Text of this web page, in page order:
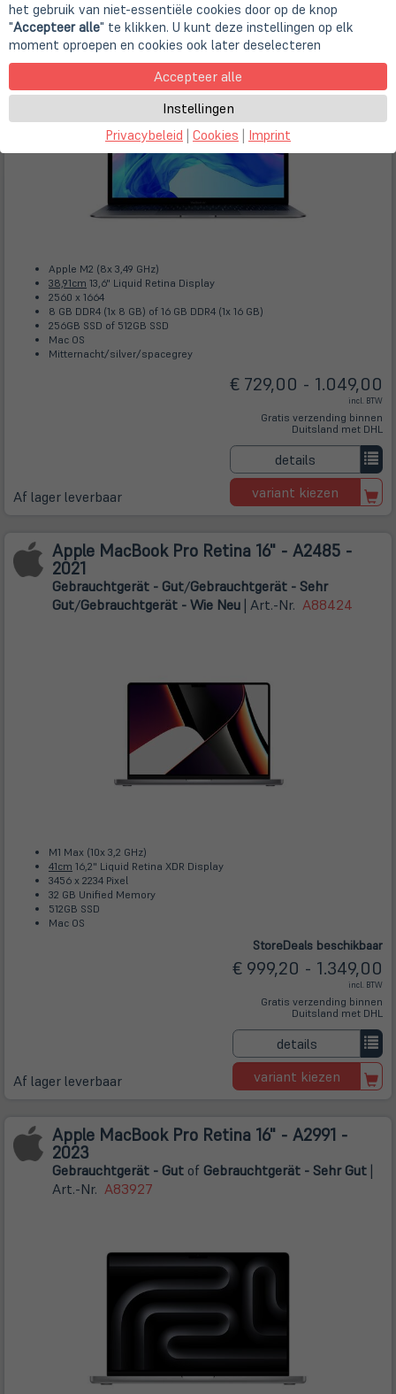
Gebrauchtgerät - Gut/Gebrauchtgerät - Sehr
Gut/Gebrauchtgerät - Wie Neu| Art.-Nr.A83914
Apple M2 (8x 3,49 GHz)
38,91cm 13,6" Liquid Retina Display
2560 x 1664
8 GB DDR4 (1x 8 GB) of 16 GB DDR4 (1x 16 GB)
256GB SSD of 512GB SSD
Mac OS
Mitternacht/silver/spacegrey
Af lager leverbaar
€ 729,00 - 1.049,00
incl. BTW
Gratis verzending binnen
Duitsland met DHL
details
variant kiezen
Apple MacBook Pro Retina 16" - A2485 -
2021
Gebrauchtgerät - Gut/Gebrauchtgerät - Sehr
Gut/Gebrauchtgerät - Wie Neu| Art.-Nr. A88424
M1 Max (10x 3,2 GHz)
41cm 16,2" Liquid Retina XDR Display
3456 x 2234 Pixel
32 GB Unified Memory
512GB SSD
Mac OS
Af lager leverbaar
StoreDeals beschikbaar
€ 999,20 - 1.349,00
incl. BTW
Gratis verzending binnen
Duitsland met DHL
details
variant kiezen
Apple MacBook Pro Retina 16" - A2991 -
2023
Gebrauchtgerät - Gutof Gebrauchtgerät - Sehr Gut|
Art.-Nr. A83927
het gebruik van niet-essentiële cookies door op de knop
"Accepteer alle" te klikken. U kunt deze instellingen op elk
moment oproepen en cookies ook later deselecteren
Accepteer alle
Instellingen
Privacybeleid | Cookies | Imprint